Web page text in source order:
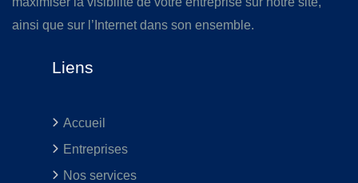
ainsi que sur l’Internet dans son ensemble.
Liens
Accueil
Entreprises
Nos services